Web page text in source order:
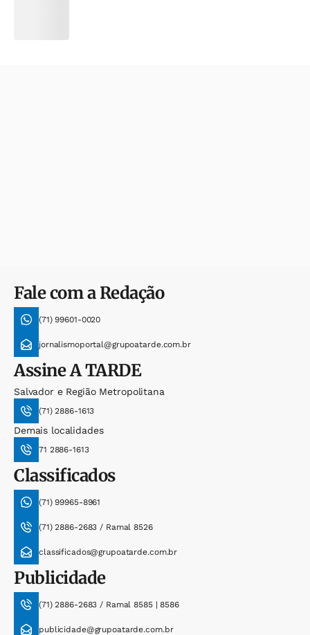
Fale com a Redação
(71) 99601-0020
jornalismoportal@grupoatarde.com.br
AssineA TARDE
Salvador e Região Metropolitana
(71) 2886-1613
Demais localidades
71 2886-1613
Classificados
(71) 99965-8961
(71) 2886-2683 / Ramal 8526
classificados@grupoatarde.com.br
Publicidade
(71) 2886-2683 / Ramal 8585 | 8586
publicidade@grupoatarde.com.br